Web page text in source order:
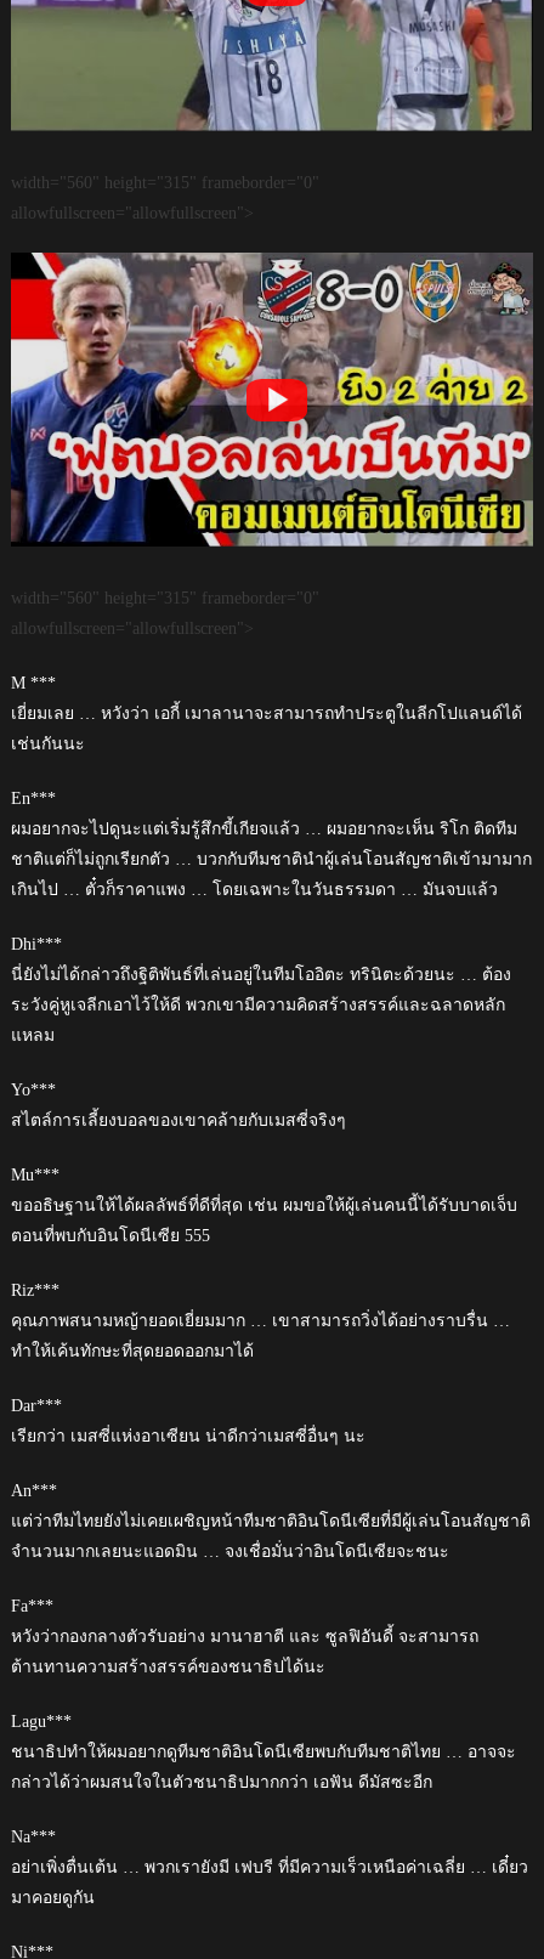
width="560" height="315" frameborder="0"
allowfullscreen="allowfullscreen">
width="560" height="315" frameborder="0"
allowfullscreen="allowfullscreen">
M ***
เยี่ยมเลย … หวังว่า เอกี้ เมาลานาจะสามารถทำประตูในลีกโปแลนด์ได้
เช่นกันนะ
En***
ผมอยากจะไปดูนะแต่เริ่มรู้สึกขี้เกียจแล้ว … ผมอยากจะเห็น ริโก ติดทีม
ชาติแต่ก็ไม่ถูกเรียกตัว … บวกกับทีมชาตินำผู้เล่นโอนสัญชาติเข้ามามาก
เกินไป … ตั๋วก็ราคาแพง … โดยเฉพาะในวันธรรมดา … มันจบแล้ว
Dhi***
นี่ยังไม่ได้กล่าวถึงฐิติพันธ์ที่เล่นอยู่ในทีมโออิตะ ทรินิตะด้วยนะ … ต้อง
ระวังคู่หูเจลีกเอาไว้ให้ดี พวกเขามีความคิดสร้างสรรค์และฉลาดหลัก
แหลม
Yo***
สไตล์การเลี้ยงบอลของเขาคล้ายกับเมสซี่จริงๆ
Mu***
ขออธิษฐานให้ได้ผลลัพธ์ที่ดีที่สุด เช่น ผมขอให้ผู้เล่นคนนี้ได้รับบาดเจ็บ
ตอนที่พบกับอินโดนีเซีย 555
Riz***
คุณภาพสนามหญ้ายอดเยี่ยมมาก … เขาสามารถวิ่งได้อย่างราบรื่น …
ทำให้เค้นทักษะที่สุดยอดออกมาได้
Dar***
เรียกว่า เมสซี่แห่งอาเซียน น่าดีกว่าเมสซี่อื่นๆ นะ
An***
แต่ว่าทีมไทยยังไม่เคยเผชิญหน้าทีมชาติอินโดนีเซียที่มีผู้เล่นโอนสัญชาติ
จำนวนมากเลยนะแอดมิน … จงเชื่อมั่นว่าอินโดนีเซียจะชนะ
Fa***
หวังว่ากองกลางตัวรับอย่าง มานาฮาตี และ ซูลฟิอันดี้ จะสามารถ
ต้านทานความสร้างสรรค์ของชนาธิปได้นะ
Lagu***
ชนาธิปทำให้ผมอยากดูทีมชาติอินโดนีเซียพบกับทีมชาติไทย … อาจจะ
กล่าวได้ว่าผมสนใจในตัวชนาธิปมากกว่า เอฟัน ดีมัสซะอีก
Na***
อย่าเพิ่งตื่นเต้น … พวกเรายังมี เฟบรี ที่มีความเร็วเหนือค่าเฉลี่ย … เดี๋ยว
มาคอยดูกัน
Ni***